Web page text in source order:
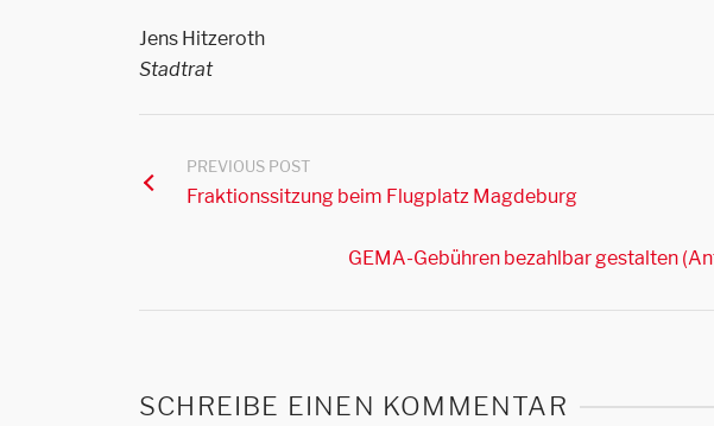
Jens Hitzeroth
Stadtrat
PREVIOUS POST
Fraktionssitzung beim Flugplatz Magdeburg
GEMA-Gebühren bezahlbar gestalten
SCHREIBE EINEN KOMMENTAR